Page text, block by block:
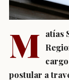
M atías
postular a